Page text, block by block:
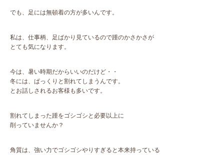
でも、足には無頓着の方が多いんです。
私は、仕事柄、足ばかり見ているので踵のかさかさが
とても気になります。
今は、暑い時期だからいいのだけど・・
冬には、ぱっくりと割れてしまうんです。
とお話しされるお客様も多いです。
割れてしまった踵をゴシゴシと必要以上に
削っていませんか？
角質は、強い力でゴシゴシやりすぎると本来持っている